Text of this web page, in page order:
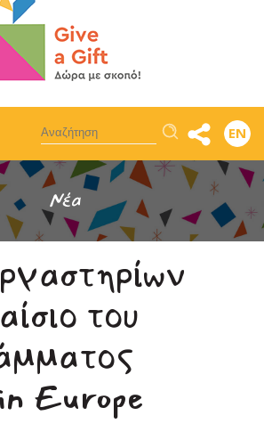
Αναζήτηση EN
Νέα
του
Europe